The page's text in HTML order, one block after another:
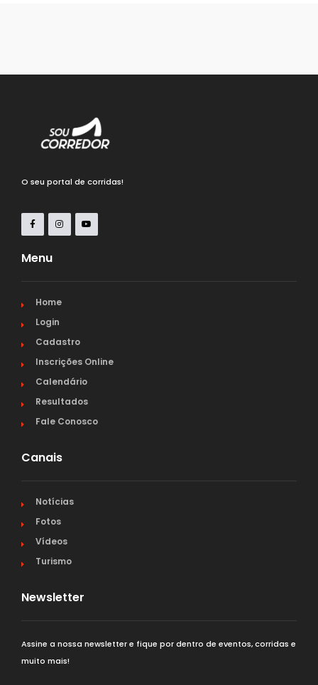
O seu portal de corridas!
Menu
Home
Login
Cadastro
Inscrições Online
Calendário
Resultados
Fale Conosco
Canais
Notícias
Fotos
Vídeos
Turismo
Newsletter
Assine a nossa newsletter e fique por dentro de eventos, corridas e
muito mais!